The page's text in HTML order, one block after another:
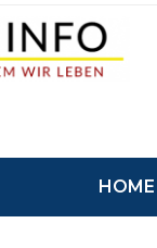
HOME